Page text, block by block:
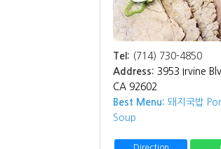
Tel: (714) 730-4850
Address: 3953 Irvine
CA 92602
Best Menu: 돼지국밥
Soup